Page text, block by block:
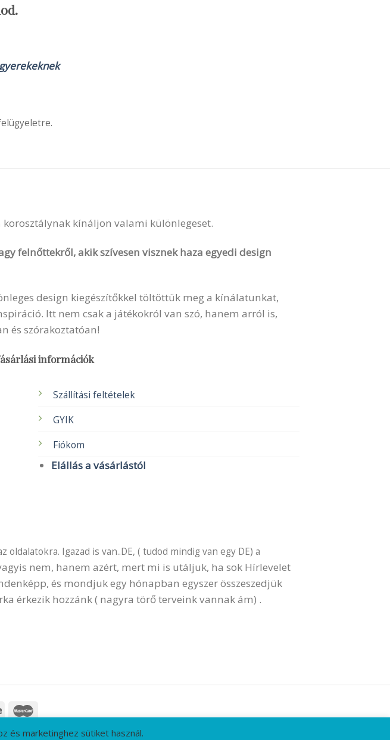
kínáljon valami különlegeset.
felnőttekről, akik szívesen visznek haza egyedi design
design kiegészítőkkel töltöttük meg a kínálatunkat,
Itt nem csak a játékokról van szó, hanem arról is,
és szórakoztatóan!
információk
Szállítási feltételek
GYIK
Fiókom
Elállás a vásárlástól
Igazad is van..DE, ( tudod mindig van egy DE) a
nem, hanem azért, mert mi is utáljuk, ha sok Hírlevelet
és mondjuk egy hónapban egyszer összeszedjük
érkezik hozzánk ( nagyra törő terveink vannak ám) .
IRÁNYELVEK RÓLUNK HÍRLEVÉL
és marketinghez sütiket használ.